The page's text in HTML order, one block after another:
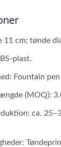
11 cm; tønde
plast.
Fountain
(MOQ):
ca.